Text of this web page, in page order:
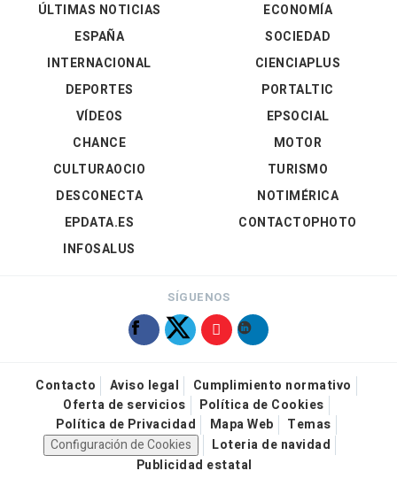
ÚLTIMAS NOTICIAS
ESPAÑA
INTERNACIONAL
DEPORTES
VÍDEOS
ECONOMÍA
SOCIEDAD
CIENCIAPLUS
PORTALTIC
EPSOCIAL
CHANCE
CULTURAOCIO
DESCONECTA
EPDATA.ES
INFOSALUS
MOTOR
TURISMO
NOTIMÉRICA
CONTACTOPHOTO
SÍGUENOS
Contacto Aviso legal
Cumplimiento normativo
Oferta de servicios
Política de Cookies
Política de Privacidad
Mapa Web
Temas
Configuración de Cookies
Loteria de navidad
Publicidad estatal